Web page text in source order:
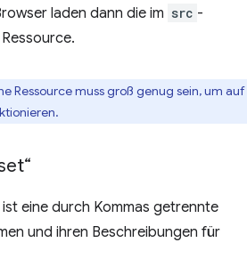
laden dann die im src -
Ressource muss groß genug sein, um auf
eine durch Kommas getrennte
und ihren Beschreibungen für